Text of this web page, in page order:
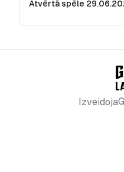
Atvērtā spēle
Izveidoja